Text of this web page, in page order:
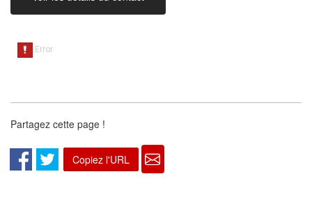
Partagez cette page !
Copiez l'URL